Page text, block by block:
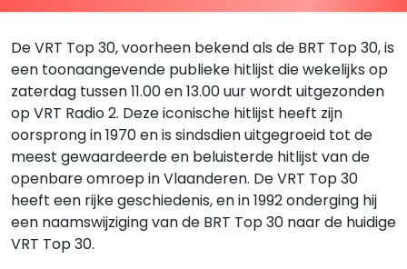
De VRT Top 30, voorheen bekend als de BRT Top 30, is
een toonaangevende publieke hitlijst die wekelijks op
zaterdag tussen 11.00 en 13.00 uur wordt uitgezonden
op VRT Radio 2. Deze iconische hitlijst heeft zijn
oorsprong in 1970 en is sindsdien uitgegroeid tot de
meest gewaardeerde en beluisterde hitlijst van de
openbare omroep in Vlaanderen. De VRT Top 30
heeft een rijke geschiedenis, en in 1992 onderging hij
een naamswijziging van de BRT Top 30 naar de huidige
VRT Top 30.